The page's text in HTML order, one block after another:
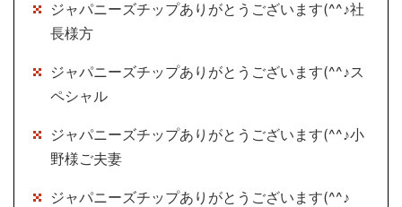
ジャパニーズチップありがとうございます(^^♪社
長様方
ジャパニーズチップありがとうございます(^^♪ス
ペシャル
ジャパニーズチップありがとうございます(^^♪小
野様ご夫妻
ジャパニーズチップありがとうございます(^^♪